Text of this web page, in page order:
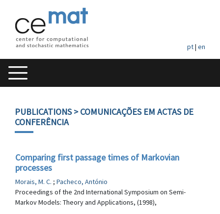
pt| en
PUBLICATIONS> COMUNICAÇÕES EM ACTAS DE
CONFERÊNCIA
Comparing first passage times of Markovian
processes
Morais, M. C. ; Pacheco, António
Proceedings of the 2nd International Symposium on Semi-
Markov Models: Theory and Applications, (1998),